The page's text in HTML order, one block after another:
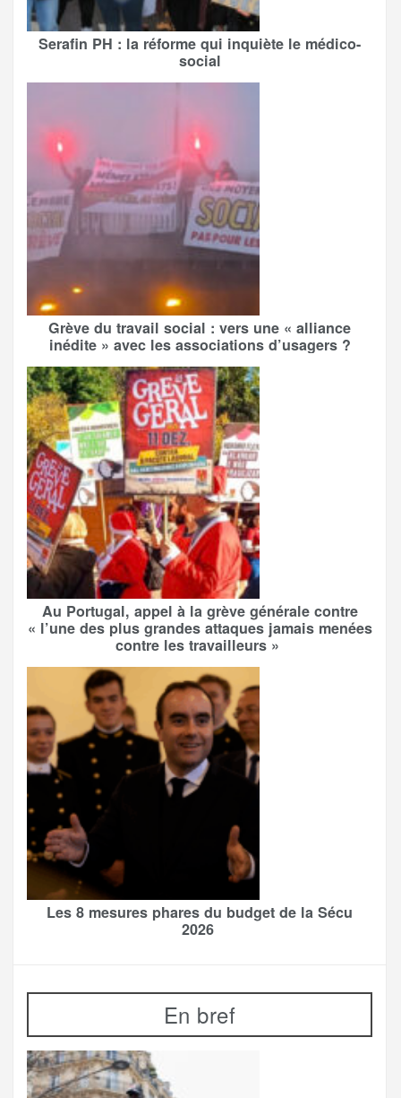
Serafin PH : la réforme qui inquiète le médico-
social
Grève du travail social : vers une « alliance
inédite » avec les associations d’usagers ?
Au Portugal, appel à la grève générale contre
« l’une des plus grandes attaques jamais menées
contre les travailleurs »
Les 8 mesures phares du budget de la Sécu
2026
En bref